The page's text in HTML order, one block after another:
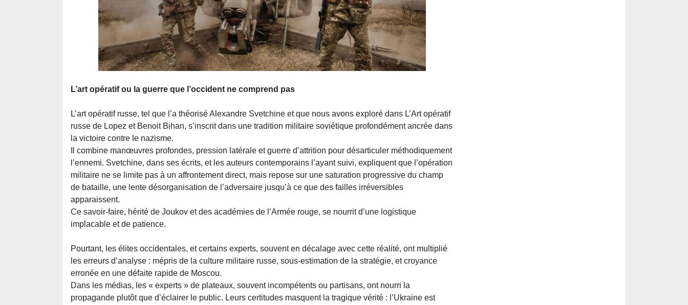
L’art opératif ou la guerre que l’occident ne comprend pas
L’art opératif russe, tel que l’a théorisé Alexandre Svetchine et que nous avons exploré dans L’Art opératif
russe de Lopez et Benoit Bihan, s’inscrit dans une tradition militaire soviétique profondément ancrée dans
la victoire contre le nazisme.
Il combine manœuvres profondes, pression latérale et guerre d’attrition pour désarticuler méthodiquement
l’ennemi. Svetchine, dans ses écrits, et les auteurs contemporains l’ayant suivi, expliquent que l’opération
militaire ne se limite pas à un affrontement direct, mais repose sur une saturation progressive du champ
de bataille, une lente désorganisation de l’adversaire jusqu’à ce que des failles irréversibles
apparaissent.
Ce savoir-faire, hérité de Joukov et des académies de l’Armée rouge, se nourrit d’une logistique
implacable et de patience.
Pourtant, les élites occidentales, et certains experts, souvent en décalage avec cette réalité, ont multiplié
les erreurs d’analyse : mépris de la culture militaire russe, sous-estimation de la stratégie, et croyance
erronée en une défaite rapide de Moscou.
Dans les médias, les « experts » de plateaux, souvent incompétents ou partisans, ont nourri la
propagande plutôt que d’éclairer le public. Leurs certitudes masquent la tragique vérité : l’Ukraine est